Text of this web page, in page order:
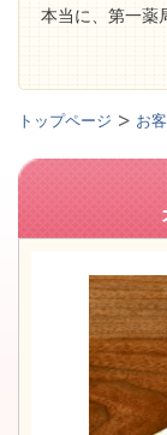
本当に、第一薬
トップページ お